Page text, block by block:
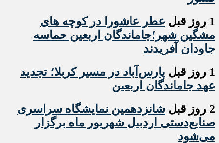
1 روز قبل
عطر عاشورا در کوچه های
مشگین شهر؛جاماندگان اربعین حماسه
جاودان آفریدند
1 روز قبل
پارس‌آباد در مسیر کربلا؛ تجدید
عهد جاماندگان اربعین
2 روز قبل
شانزدهمین نمایشگاه سراسری
صنایع‌دستی اردبیل شهریور ماه برگزار
می‌شود